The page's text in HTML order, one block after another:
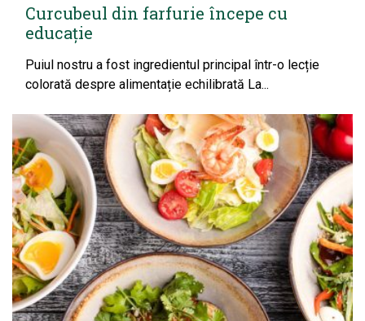
Curcubeul din farfurie începe cu
educație
Puiul nostru a fost ingredientul principal într-o lecție
colorată despre alimentație echilibrată La...